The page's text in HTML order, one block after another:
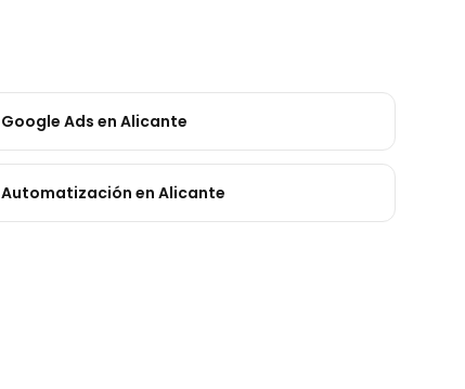
Google Ads en Alicante
Automatización en Alicante